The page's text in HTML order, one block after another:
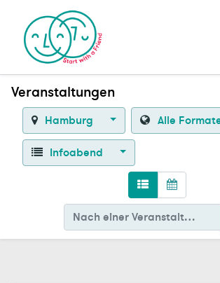
Veranstaltungen
Hamburg Alle
Infoabend